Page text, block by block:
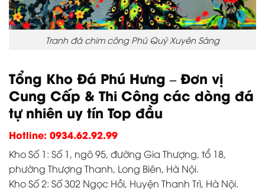
Tranh đá chim công Phú Quý Xuyên Sáng
Tổng Kho Đá Phú Hưng – Đơn vị
Cung Cấp & Thi Công các dòng đá
tự nhiên uy tín Top đầu
Hotline: 0934.62.92.99
Kho Số 1: Số 1, ngõ 95, đường Gia Thượng, tổ 18,
phường Thượng Thanh, Long Biên, Hà Nội.
Kho Số 2: Số 302 Ngọc Hồi, Huyện Thanh Trì, Hà Nội.